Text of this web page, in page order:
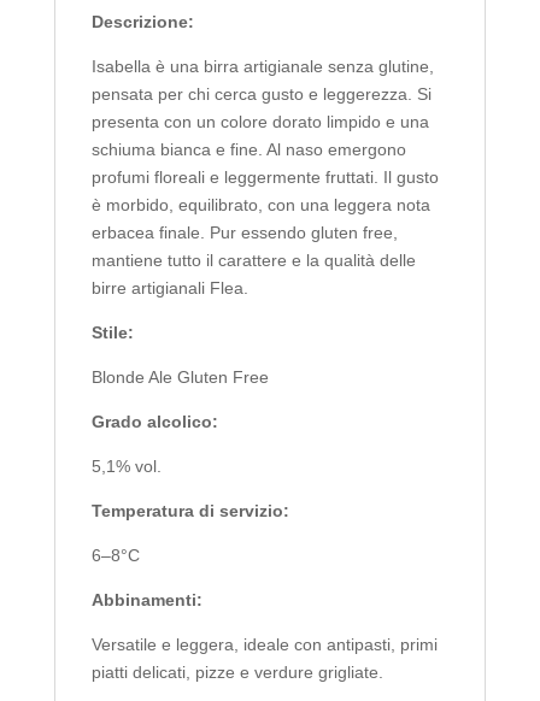
Descrizione:
Isabella è una birra artigianale senza glutine,
pensata per chi cerca gusto e leggerezza. Si
presenta con un colore dorato limpido e una
schiuma bianca e fine. Al naso emergono
profumi floreali e leggermente fruttati. Il gusto
è morbido, equilibrato, con una leggera nota
erbacea finale. Pur essendo gluten free,
mantiene tutto il carattere e la qualità delle
birre artigianali Flea.
Stile:
Blonde Ale Gluten Free
Grado alcolico:
5,1% vol.
Temperatura di servizio:
6–8°C
Abbinamenti:
Versatile e leggera, ideale con antipasti, primi
piatti delicati, pizze e verdure grigliate.